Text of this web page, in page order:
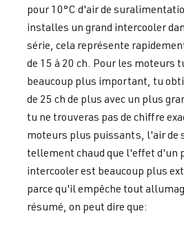
pour 10°C d'air de
installes un grand intercooler
série, cela représente
de 15 à 20 ch. Pour les moteurs
beaucoup plus important, tu
de 25 ch de plus avec un plus
tu ne trouveras pas de chiffre
moteurs plus puissants, l'air de
tellement chaud que l'effet d'un
intercooler est beaucoup plus
parce qu'il empêche tout
résumé, on peut dire que: